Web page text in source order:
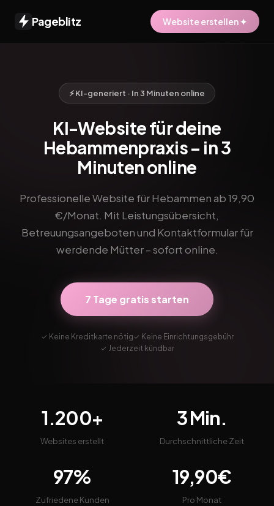
Pageblitz Website erstellen ✦
⚡ KI-generiert · In 3 Minuten online
KI-Website für deine
Hebammenpraxis – in 3
Minuten online
Professionelle Website für Hebammen ab 19,90
€/Monat. Mit Leistungsübersicht,
Betreuungsangeboten und Kontaktformular für
werdende Mütter – sofort online.
7 Tage gratis starten
✓ Keine Kreditkarte nötig✓ Keine Einrichtungsgebühr
✓ Jederzeit kündbar
1.200+
Websites erstellt
3 Min.
Durchschnittliche Zeit
97%
Zufriedene Kunden
19,90€
Pro Monat